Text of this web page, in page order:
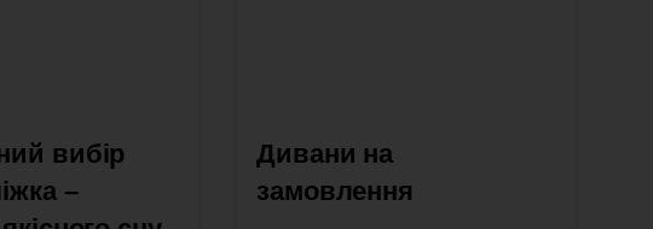
вибір
–
Дивани на
замовлення